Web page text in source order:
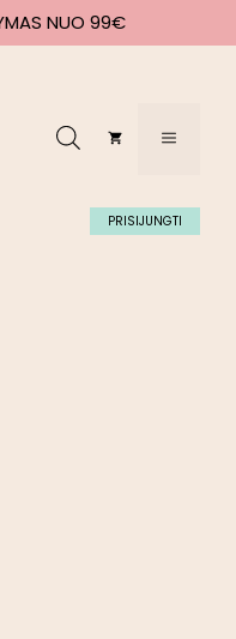
NUO 99€
PRISIJUNGTI